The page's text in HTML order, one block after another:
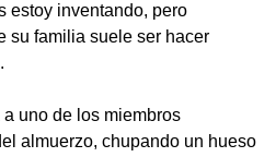
estoy inventando, pero
su familia suele ser hacer
.
uno de los miembros
almuerzo, chupando un hueso